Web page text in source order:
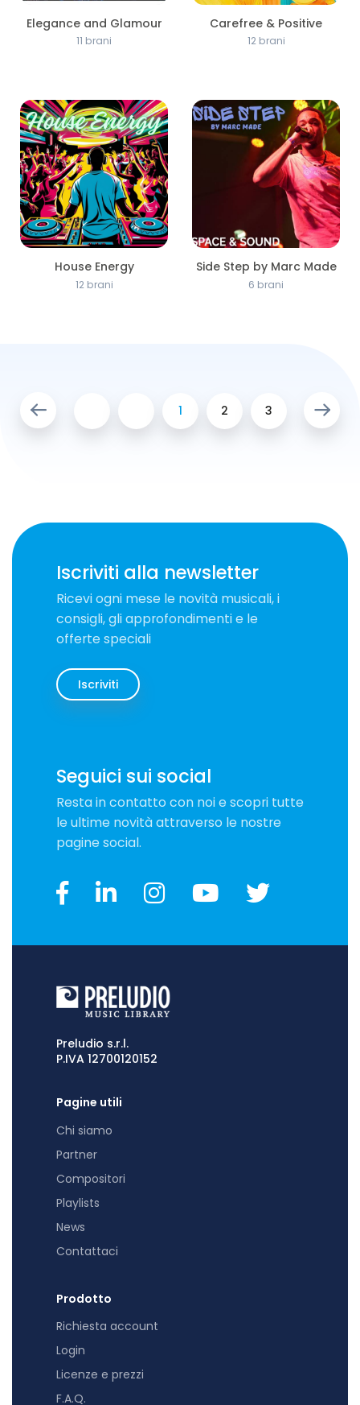
Elegance and Glamour
11 brani
Carefree & Positive
12 brani
House Energy
12 brani
Side Step by Marc Made
6 brani
1 2 3
Iscriviti alla newsletter
Ricevi ogni mese le novità musicali, i
consigli, gli approfondimenti e le
offerte speciali
Iscriviti
Seguici sui social
Resta in contatto con noi e scopri tutte
le ultime novità attraverso le nostre
pagine social.
Preludio s.r.l.
P.IVA 12700120152
Pagine utili
Chi siamo
Partner
Compositori
Playlists
News
Contattaci
Prodotto
Richiesta account
Login
Licenze e prezzi
F.A.Q.